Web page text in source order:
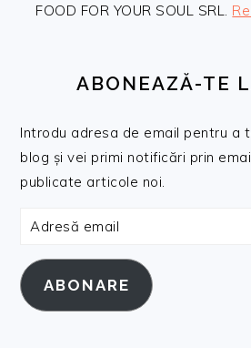
FOOD FOR YOUR SOUL SRL.
ABONEAZĂ-TE
Introdu adresa de email pentru a
blog și vei primi notificări prin
publicate articole noi.
Adresă
ABONARE